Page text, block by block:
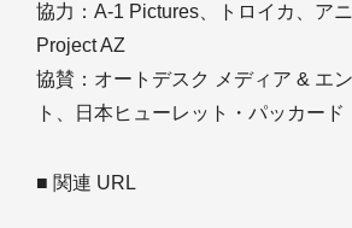
協力：A-1 Pictures、トロイカ、アニ
Project AZ
協賛：オートデスク メディア & エ
ト、日本ヒューレット・パッカード
■ 関連 URL